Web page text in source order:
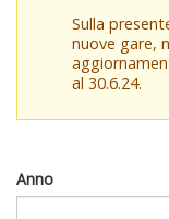
Sulla
nuove gare,
al 30.6.24.
Anno